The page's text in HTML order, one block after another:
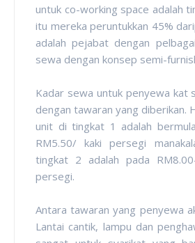
untuk co-working space adalah
itu mereka peruntukkan 45%
adalah pejabat dengan
sewa dengan konsep semi-
Kadar sewa untuk penyewa kat
dengan tawaran yang diberikan.
unit di tingkat 1 adalah
RM5.50/ kaki persegi
tingkat 2 adalah pada
persegi.
Antara tawaran yang penyewa
Lantai cantik, lampu dan